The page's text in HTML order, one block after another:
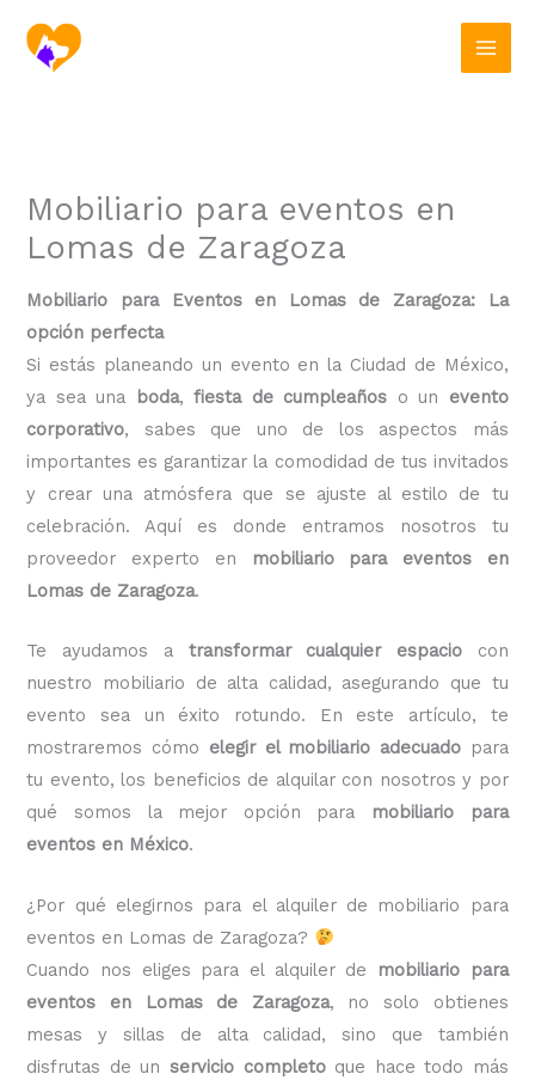
contenido
Mobiliario para eventos en
Lomas de Zaragoza
Mobiliario para Eventos en Lomas de Zaragoza: La
opción perfecta
Si estás planeando un evento en la Ciudad de México,
ya sea una
boda,fiesta de cumpleaños o un evento
corporativo, sabes que uno de los aspectos más
importantes es garantizar la comodidad de tus invitados
y crear una atmósfera que se ajuste al estilo de tu
celebración. Aquí es donde entramos nosotros tu
proveedor experto en
mobiliario para eventos en
Lomas de Zaragoza.
Te ayudamos a transformar cualquier espaciocon
nuestro mobiliario de alta calidad, asegurando que tu
evento sea un éxito rotundo. En este artículo, te
mostraremos cómo elegir el mobiliario adecuadopara
tu evento, los beneficios de alquilar con nosotros y por
qué somos la mejor opción para
mobiliario para
eventos en México.
¿Por qué elegirnos para el alquiler de mobiliario para
eventos en Lomas de Zaragoza?
Cuando nos eliges para el alquiler de
mobiliario para
eventos en Lomas de Zaragoza, no solo obtienes
mesas y sillas de alta calidad, sino que también
disfrutas de un servicio completoque hace todo más